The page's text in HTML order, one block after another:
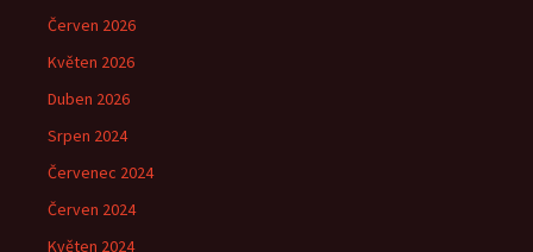
Červen 2026
Květen 2026
Duben 2026
Srpen 2024
Červenec 2024
Červen 2024
Květen 2024